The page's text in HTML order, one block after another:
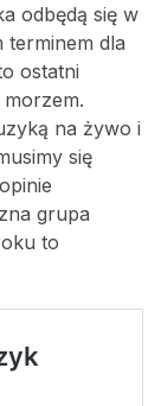
odbędą się w
terminem dla
ostatni
morzem.
na żywo i
się
grupa
to